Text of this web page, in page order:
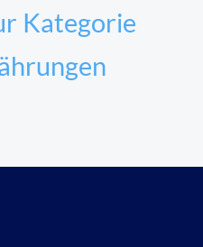
Kategorie